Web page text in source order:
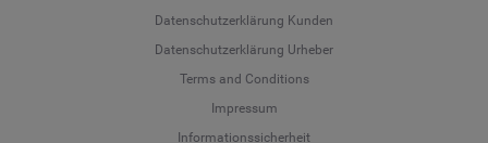
Datenschutzerklärung Kunden
Datenschutzerklärung Urheber
Terms and Conditions
Impressum
Informationssicherheit